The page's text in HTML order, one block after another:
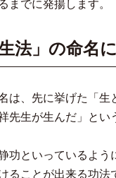
までに発揚します。
生法」の命名
は、先に挙げた「生
祥先生が生んだ」と
功といっているよう
ることが出来る功法